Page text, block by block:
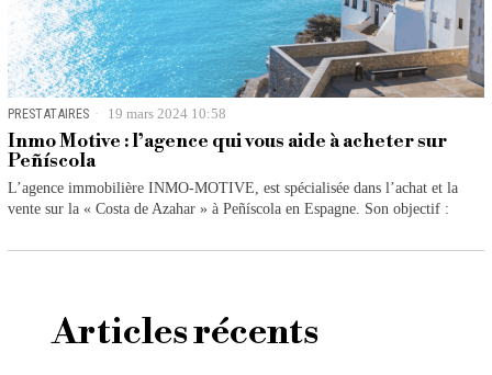
PRESTATAIRES 19 mars 2024 10:58
Inmo Motive : l’agence qui vous aide à acheter sur
Peñíscola
L’agence immobilière INMO-MOTIVE, est spécialisée dans l’achat et la
vente sur la « Costa de Azahar » à Peñíscola en Espagne. Son objectif :
Articles récents